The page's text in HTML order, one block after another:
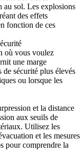
au sol. Les explosions
des effets
fonction de ces
où vous voulez
une marge
sécurité plus élevés
ou lorsque les
et la distance
aux seuils de
Utilisez les
et les mesures
pour comprendre la